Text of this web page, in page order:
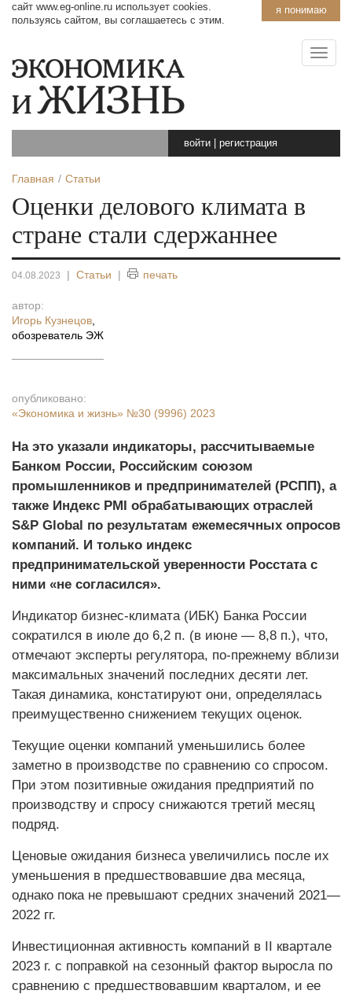
я понимаю
сайт www.eg-online.ru использует cookies.
пользуясь сайтом, вы соглашаетесь с этим.
войти регистрация
Главная Статьи
Оценки делового климата в
стране стали сдержаннее
04.08.2023 | Статьи | печать
автор:
Игорь Кузнецов
обозреватель ЭЖ
опубликовано:
«Экономика и жизнь» №30 (9996) 2023
На это указали индикаторы, рассчитываемые
Банком России, Российским союзом
промышленников и предпринимателей (РСПП), а
также Индекс PMI обрабатывающих отраслей
S&P Global по результатам ежемесячных опросов
компаний. И только индекс
предпринимательской уверенности Росстата с
ними «не согласился».
Индикатор бизнес-климата (ИБК) Банка России
сократился в июле до 6,2 п. (в июне — 8,8 п.), что,
отмечают эксперты регулятора, по-прежнему вблизи
максимальных значений последних десяти лет.
Такая динамика, констатируют они, определялась
преимущественно снижением текущих оценок.
Текущие оценки компаний уменьшились более
заметно в производстве по сравнению со спросом.
При этом позитивные ожидания предприятий по
производству и спросу снижаются третий месяц
подряд.
Ценовые ожидания бизнеса увеличились после их
уменьшения в предшествовавшие два месяца,
однако пока не превышают средних значений 2021—
2022 гг.
Инвестиционная активность компаний в II квартале
2023 г. с поправкой на сезонный фактор выросла по
сравнению с предшествовавшим кварталом, и ее